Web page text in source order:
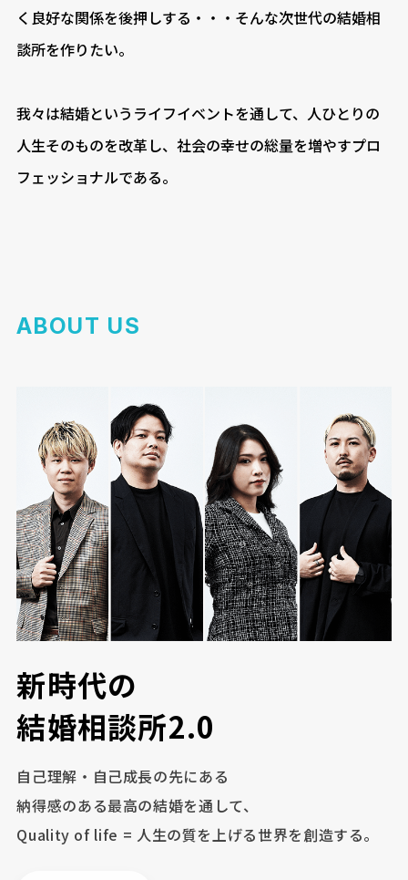
く良好な関係を後押しする・・・そんな次世代の結婚相
談所を作りたい。
我々は結婚というライフイベントを通して、人ひとりの
人生そのものを改革し、社会の幸せの総量を増やすプロ
フェッショナルである。
ABOUT US
新時代の
結婚相談所2.0
自己理解・自己成長の先にある
納得感のある最高の結婚を通して、
Quality of life = 人生の質を上げる世界を創造する。